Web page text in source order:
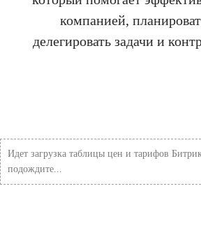
компанией,
делегировать задачи и
Идет загрузка таблицы цен и тарифов
подождите...